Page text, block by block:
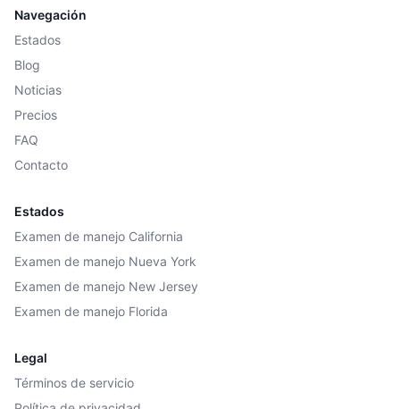
Navegación
Estados
Blog
Noticias
Precios
FAQ
Contacto
Estados
Examen de manejo California
Examen de manejo Nueva York
Examen de manejo New Jersey
Examen de manejo Florida
Legal
Términos de servicio